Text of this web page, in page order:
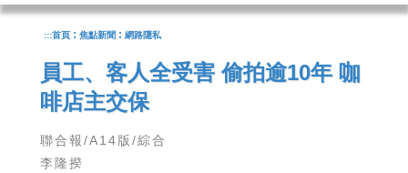
:::首頁 : 焦點新聞 : 網路隱私
員工、客人全受害 偷拍逾10年 咖
啡店主交保
聯合報/A14版/綜合
李隆揆